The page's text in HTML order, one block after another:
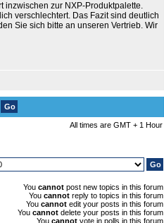
inzwischen zur NXP-Produktpalette.
verschlechtert. Das Fazit sind deutlich
Sie sich bitte an unseren Vertrieb. Wir
All times are GMT + 1 Hour
You cannot post new topics in this forum
You cannot reply to topics in this forum
You cannot edit your posts in this forum
You cannot delete your posts in this forum
You cannot vote in polls in this forum